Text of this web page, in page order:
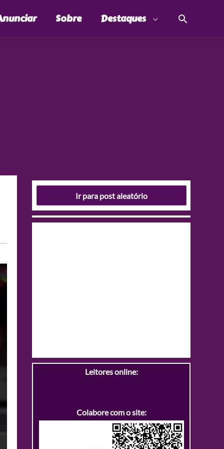
Sobre Destaques
Ir para post aleatório
Leitores online:
Colabore com o site: